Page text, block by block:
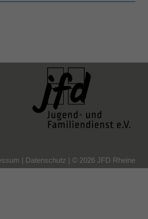
| Datenschutz | © 2026 JFD Rheine